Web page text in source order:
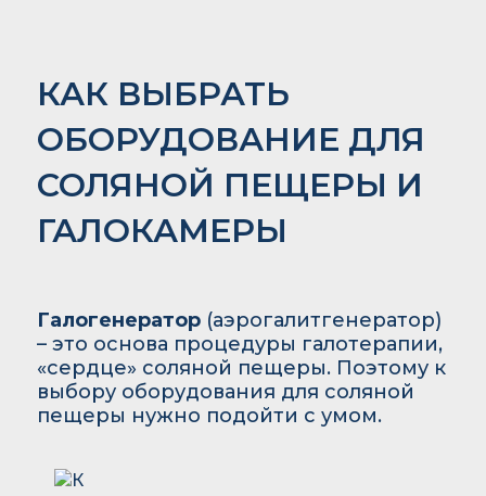
КАК ВЫБРАТЬ
ОБОРУДОВАНИЕ ДЛЯ
СОЛЯНОЙ ПЕЩЕРЫ И
ГАЛОКАМЕРЫ
Галогенератор(аэрогалитгенератор)
– это основа процедуры галотерапии,
«сердце» соляной пещеры. Поэтому к
выбору оборудования для соляной
пещеры нужно подойти с умом.